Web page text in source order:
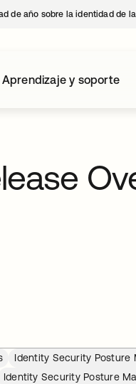
de año sobre la identidad de
Aprendizaje y soporte
Identity Security Posture
Identity Security Posture